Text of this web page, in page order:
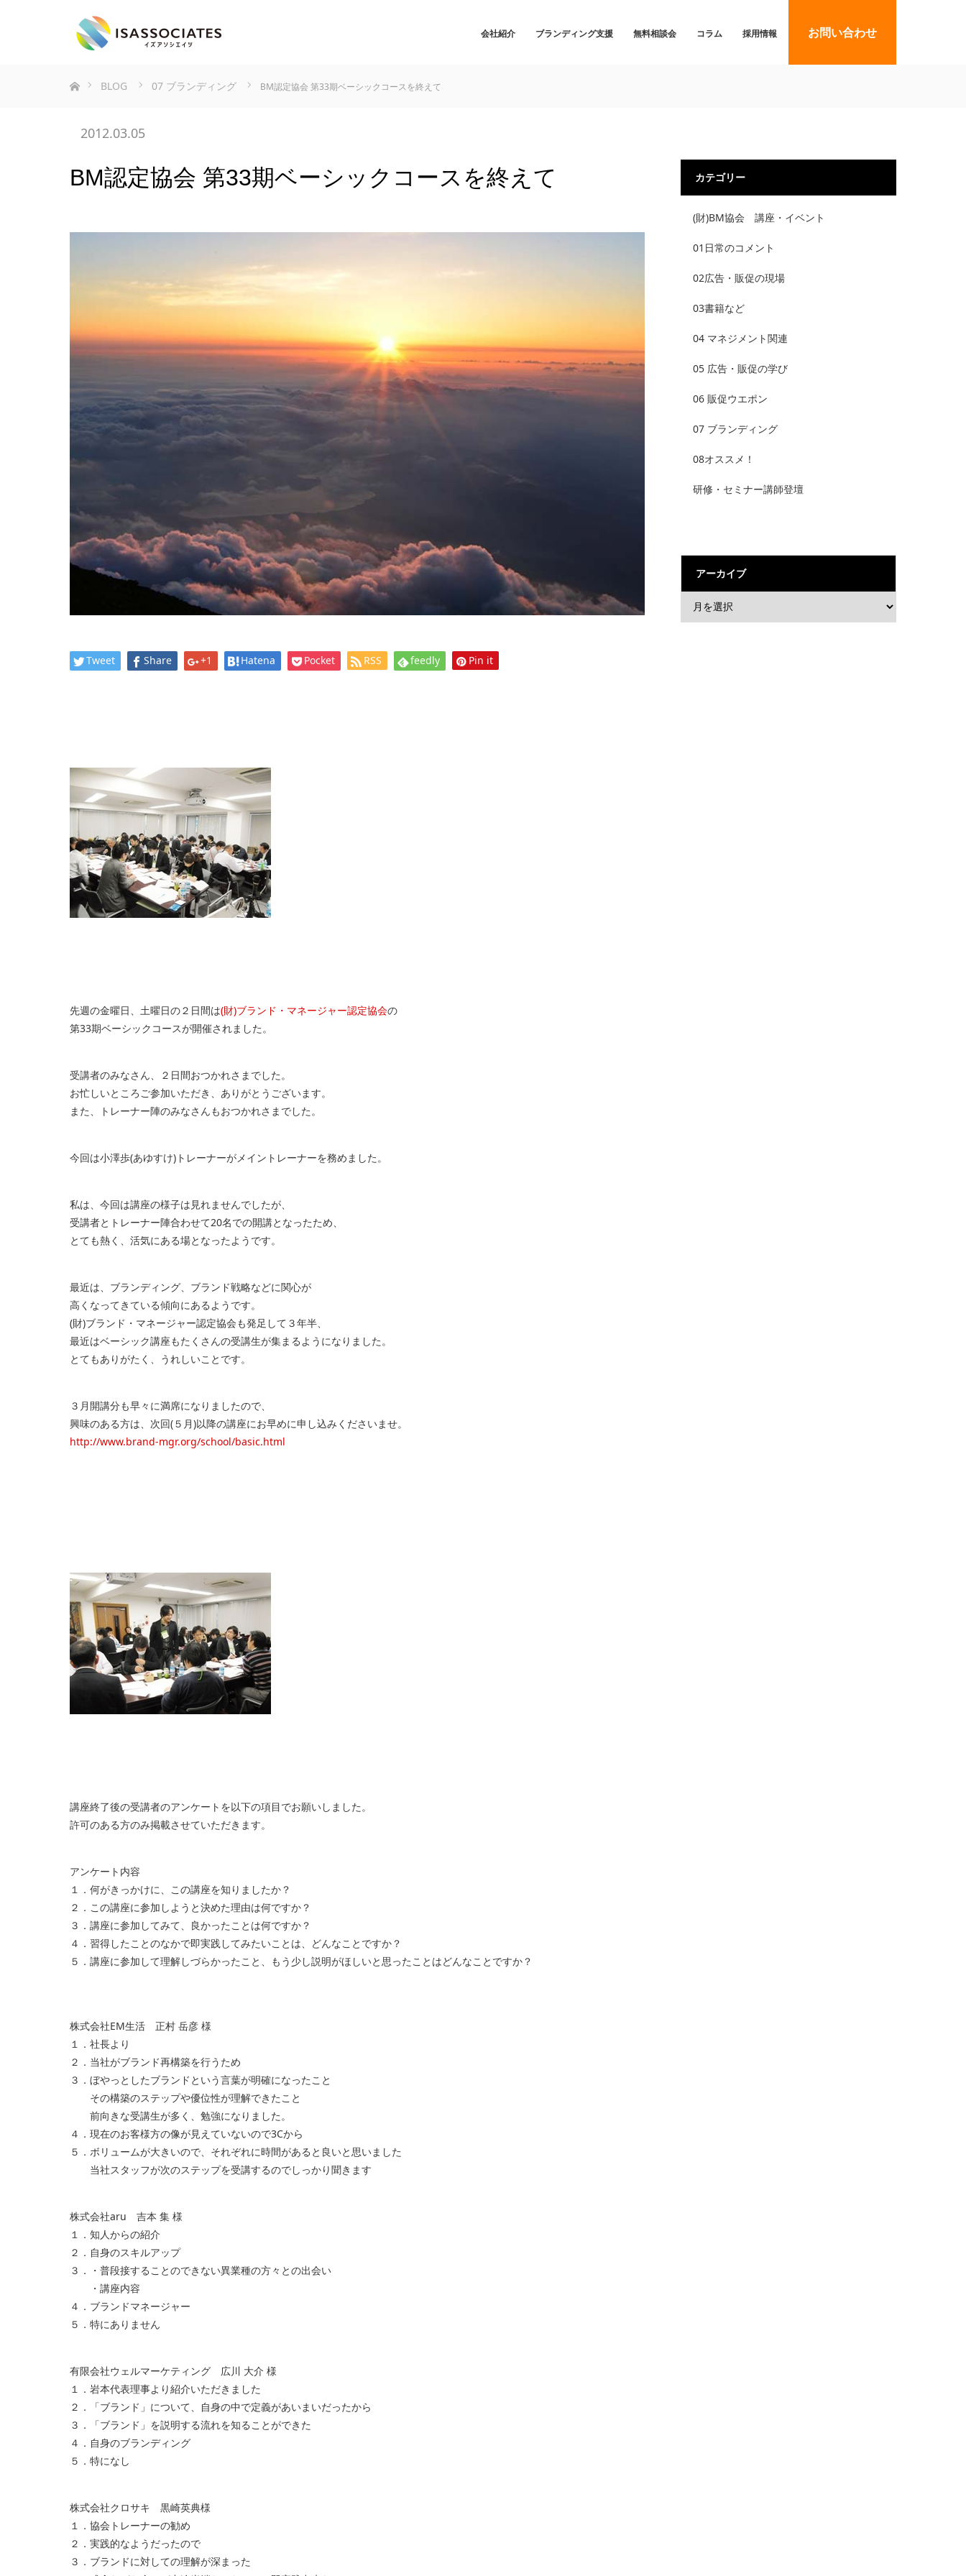
会社紹介 ブランディング支援 無料相談会 コラム 採用情報 お問い合わせ
BLOG
07 ブランディング BM認定協会 第33期ベーシックコースを終えて
2012.03.05
BM認定協会 第33期ベーシックコースを終えて
Tweet Share +1 Hatena Pocket RSS feedly Pin it
先週の金曜日、土曜日の２日間は(財)ブランド・マネージャー認定協会の
第33期ベーシックコースが開催されました。
受講者のみなさん、２日間おつかれさまでした。
お忙しいところご参加いただき、ありがとうございます。
また、トレーナー陣のみなさんもおつかれさまでした。
今回は小澤歩(あゆすけ)トレーナーがメイントレーナーを務めました。
私は、今回は講座の様子は見れませんでしたが、
受講者とトレーナー陣合わせて20名での開講となったため、
とても熱く、活気にある場となったようです。
最近は、ブランディング、ブランド戦略などに関心が
高くなってきている傾向にあるようです。
(財)ブランド・マネージャー認定協会も発足して３年半、
最近はベーシック講座もたくさんの受講生が集まるようになりました。
とてもありがたく、うれしいことです。
３月開講分も早々に満席になりましたので、
興味のある方は、次回(５月)以降の講座にお早めに申し込みくださいませ。
http://www.brand-mgr.org/school/basic.html
講座終了後の受講者のアンケートを以下の項目でお願いしました。
許可のある方のみ掲載させていただきます。
アンケート内容
１．何がきっかけに、この講座を知りましたか？
２．この講座に参加しようと決めた理由は何ですか？
３．講座に参加してみて、良かったことは何ですか？
４．習得したことのなかで即実践してみたいことは、どんなことですか？
５．講座に参加して理解しづらかったこと、もう少し説明がほしいと思ったことはどんなことですか？
株式会社EM生活 正村 岳彦 様
１．社長より
２．当社がブランド再構築を行うため
３．ぼやっとしたブランドという言葉が明確になったこと
その構築のステップや優位性が理解できたこと
前向きな受講生が多く、勉強になりました。
４．現在のお客様方の像が見えていないので3Cから
５．ボリュームが大きいので、それぞれに時間があると良いと思いました
当社スタッフが次のステップを受講するのでしっかり聞きます
株式会社aru 吉本 集 様
１．知人からの紹介
２．自身のスキルアップ
３．・普段接することのできない異業種の方々との出会い
・講座内容
４．ブランドマネージャー
５．特にありません
有限会社ウェルマーケティング 広川 大介 様
１．岩本代表理事より紹介いただきました
２．「ブランド」について、自身の中で定義があいまいだったから
３．「ブランド」を説明する流れを知ることができた
４．自身のブランディング
５．特になし
株式会社クロサキ 黒崎英典様
１．協会トレーナーの勧め
２．実践的なようだったので
３．ブランドに対しての理解が深まった
カテゴリー
(財)BM協会 講座・イベント
01日常のコメント
02広告・販促の現場
03書籍など
04 マネジメント関連
05 広告・販促の学び
06 販促ウエポン
07 ブランディング
08オススメ！
研修・セミナー講師登壇
アーカイブ